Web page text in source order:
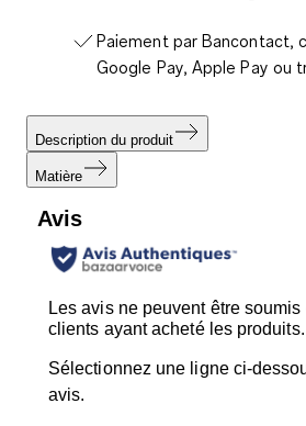
Paiement par Bancontact,
Google Pay, Apple Pay ou
Description du produit
Matière
Avis
Les avis ne peuvent être
clients ayant acheté les produits.
Sélectionnez une ligne ci-
avis.